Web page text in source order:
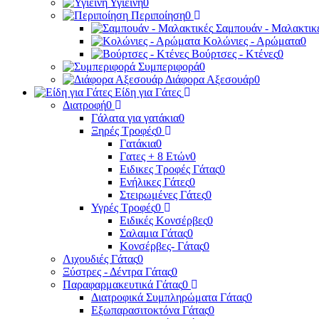
Υγιεινή0
Περιποίηση0
Σαμπουάν -
Κολώνιες - Αρώματα0
Βούρτσες - Κτένες0
Συμπεριφορά0
Διάφορα Αξεσουάρ0
Είδη για Γάτες
Διατροφή0
Γάλατα για γατάκια0
Ξηρές Τροφές0
Γατάκια0
Γατες + 8 Ετών0
Ειδικες Τροφές Γάτας0
Ενήλικες Γάτες0
Στειρωμένες Γάτες0
Υγρές Τροφές0
Ειδικές Κονσέρβες0
Σαλαμια Γάτας0
Κονσέρβες- Γάτας0
Λιχουδιές Γάτας0
Ξύστρες - Δέντρα Γάτας0
Παραφαρμακευτικά Γάτας0
Διατροφικά Συμπληρώματα Γάτας0
Εξωπαρασιτοκτόνα Γάτας0